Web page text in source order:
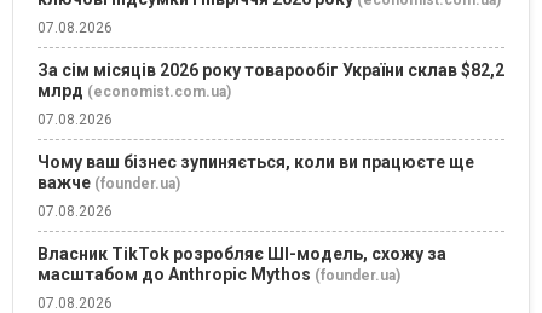
07.08.2026
За сім місяців 2026 року товарообіг України склав $82,2
млрд (economist.com.ua)
07.08.2026
Чому ваш бізнес зупиняється, коли ви працюєте ще
важче (founder.ua)
07.08.2026
Власник TikTok розробляє ШІ-модель, схожу за
масштабом до Anthropic Mythos (founder.ua)
07.08.2026